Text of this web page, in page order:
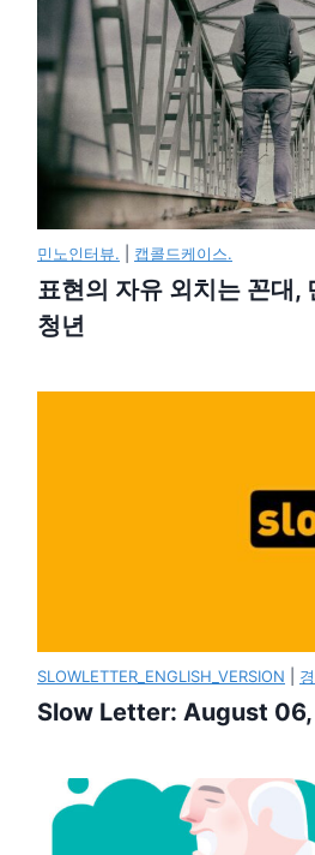
민노인터뷰. 캡콜드케이스.
표현의 자유 외치는 꼰대,
청년
SLOWLETTER_ENGLISH_VERSION
Slow Letter: August